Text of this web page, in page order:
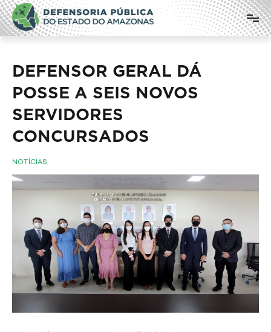
Pular
para
o
conteúdo
Defensoria Pública do Estado do
Amazonas
DEFENSOR GERAL DÁ
POSSE A SEIS NOVOS
SERVIDORES
CONCURSADOS
NOTÍCIAS